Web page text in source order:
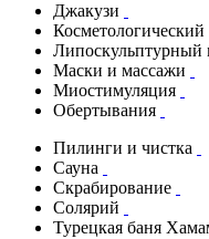
Джакузи
Косметологический
Маски и массажи
Миостимуляция
Обертывания
Пилинги и чистка
Сауна
Скрабирование
Солярий
Турецкая баня